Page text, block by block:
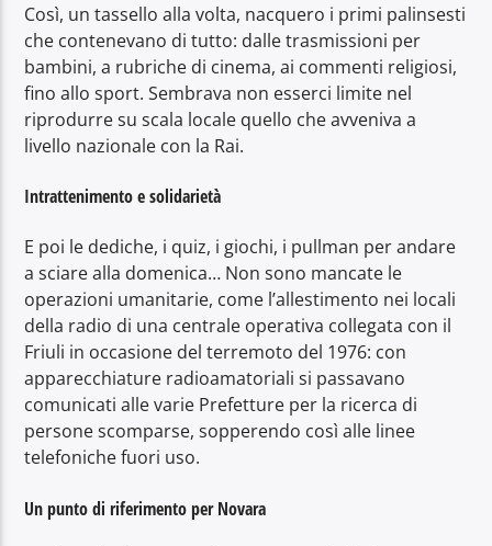
Così, un tassello alla volta, nacquero i primi palinsesti
che contenevano di tutto: dalle trasmissioni per
bambini, a rubriche di cinema, ai commenti religiosi,
fino allo sport. Sembrava non esserci limite nel
riprodurre su scala locale quello che avveniva a
livello nazionale con la Rai.
Intrattenimento e solidarietà
E poi le dediche, i quiz, i giochi, i pullman per andare
a sciare alla domenica… Non sono mancate le
operazioni umanitarie, come l’allestimento nei locali
della radio di una centrale operativa collegata con il
Friuli in occasione del terremoto del 1976: con
apparecchiature radioamatoriali si passavano
comunicati alle varie Prefetture per la ricerca di
persone scomparse, sopperendo così alle linee
telefoniche fuori uso.
Un punto di riferimento per Novara